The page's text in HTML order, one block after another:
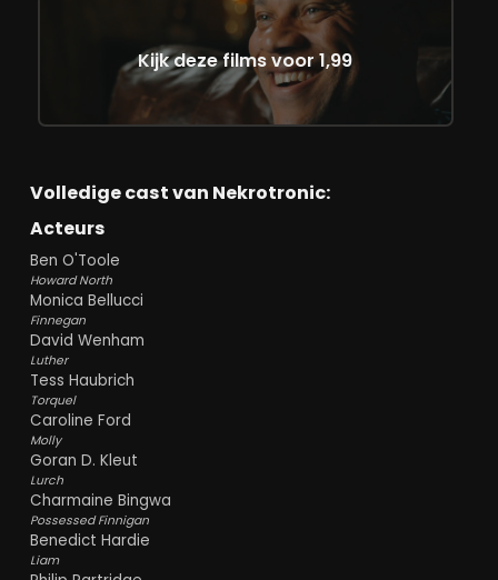
Kijk deze films voor 1,99
Volledige cast van Nekrotronic:
Acteurs
Ben O'Toole
Howard North
Monica Bellucci
Finnegan
David Wenham
Luther
Tess Haubrich
Torquel
Caroline Ford
Molly
Goran D. Kleut
Lurch
Charmaine Bingwa
Possessed Finnigan
Benedict Hardie
Liam